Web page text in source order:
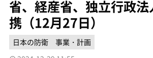
省、経産省、独立行政
携（12月27日）
日本の防衛
事業・計画